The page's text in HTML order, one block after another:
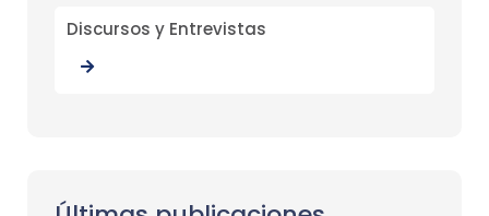
Discursos y Entrevistas